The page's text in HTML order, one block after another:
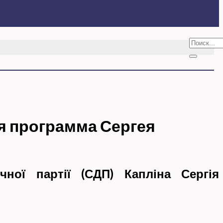
Сергея
партії (СДП) Капліна Сергія